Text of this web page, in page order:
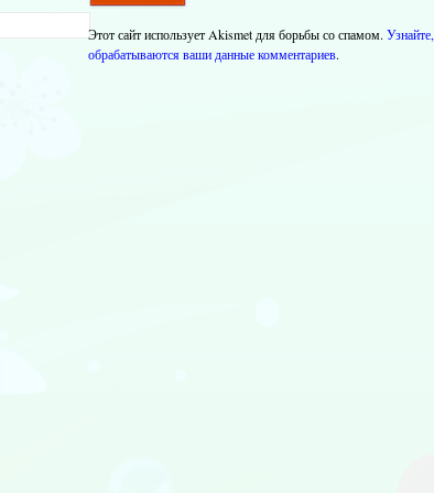
Этот сайт использует Akismet для борьбы со спамом.
обрабатываются ваши данные комментариев.